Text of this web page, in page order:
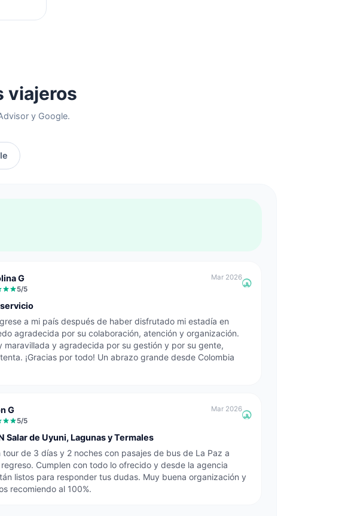
viajeros
y Google.
G
Mar 2026
5/5
a mi país después de haber disfrutado mi estadía en
agradecida por su colaboración, atención y organización.
maravillada y agradecida por su gestión y por su gente,
¡Gracias por todo! Un abrazo grande desde Colombia
G
Mar 2026
5/5
Salar de Uyuni, Lagunas y Termales
tour de 3 días y 2 noches con pasajes de bus de La Paz a
Cumplen con todo lo ofrecido y desde la agencia
listos para responder tus dudas. Muy buena organización y
recomiendo al 100%.